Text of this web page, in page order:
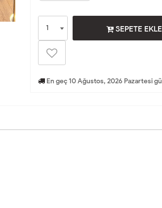
SEPETE EKLE
En geç 10 Ağustos, 2026 Pazartesi